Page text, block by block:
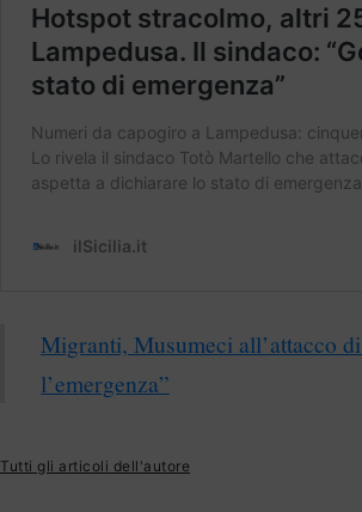
Migranti, Musumeci all’attacco
l’emergenza”
Tutti gli articoli dell'autore